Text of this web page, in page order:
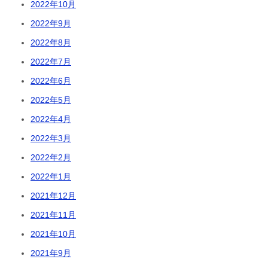
2022年10月
2022年9月
2022年8月
2022年7月
2022年6月
2022年5月
2022年4月
2022年3月
2022年2月
2022年1月
2021年12月
2021年11月
2021年10月
2021年9月